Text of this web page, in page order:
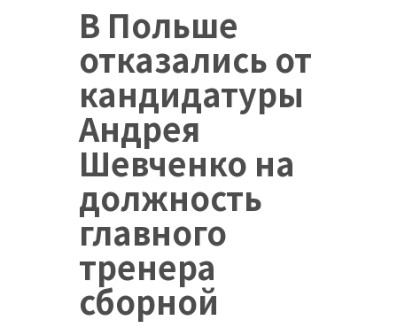
В Польше
отказались от
кандидатуры
Андрея
Шевченко на
должность
главного
тренера
сборной